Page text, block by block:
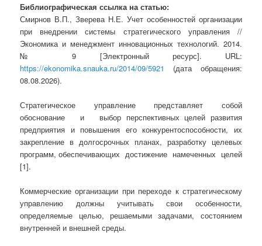
Библиографическая ссылка на статью:
Смирнов В.П., Зверева Н.Е. Учет особенностей организации
при внедрении системы стратегического управления //
Экономика и менеджмент инновационных технологий. 2014.
№ 9 [Электронный ресурс]. URL:
https://ekonomika.snauka.ru/2014/09/5921
(дата обращения:
08.08.2026).
Стратегическое управление представляет собой
обоснование и выбор перспективных целей развития
предприятия и повышения его конкурентоспособности, их
закрепление в долгосрочных планах, разработку целевых
программ, обеспечивающих достижение намеченных целей
[1].
Коммерческие организации при переходе к стратегическому
управлению должны учитывать свои особенности,
определяемые целью, решаемыми задачами, состоянием
внутренней и внешней среды.